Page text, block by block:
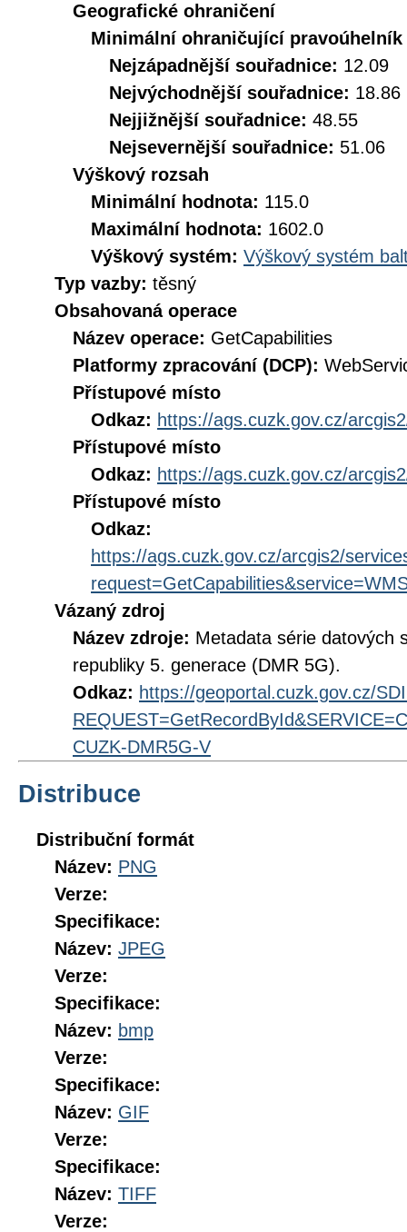
Geografické ohraničení
Minimální ohraničující pravoúhelník
Nejzápadnější souřadnice: 12.09
Nejvýchodnější souřadnice: 18.86
Nejjižnější souřadnice: 48.55
Nejsevernější souřadnice: 51.06
Výškový rozsah
Minimální hodnota: 115.0
Maximální hodnota: 1602.0
Výškový systém: Výškový systém
Typ vazby: těsný
Obsahovaná operace
Název operace: GetCapabilities
Platformy zpracování (DCP):
Přístupové místo
Odkaz: https://ags.cuzk.gov.cz/
Přístupové místo
Odkaz: https://ags.cuzk.gov.cz/
Přístupové místo
Odkaz:
https://ags.cuzk.gov.cz/arcgis2/
Vázaný zdroj
Název zdroje: Metadata série datových
republiky 5. generace (DMR 5G).
Odkaz: https://geoportal.cuzk.gov.cz/
CUZK-DMR5G-V
Distribuce
Distribuční formát
Název: PNG
Verze:
Specifikace:
Název: JPEG
Verze:
Specifikace:
Název: bmp
Verze:
Specifikace:
Název: GIF
Verze:
Specifikace:
Název: TIFF
Verze: